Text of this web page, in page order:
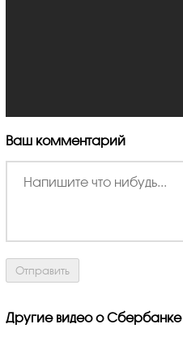
Ваш комментарий
Другие видео о Сбербанке